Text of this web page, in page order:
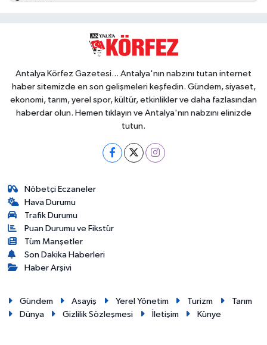
Antalya Körfez Gazetesi... Antalya'nın nabzını tutan internet
haber sitemizde en son gelişmeleri keşfedin. Gündem, siyaset,
ekonomi, tarım, yerel spor, kültür, etkinlikler ve daha fazlasından
haberdar olun. Hemen tıklayın ve Antalya'nın nabzını elinizde
tutun.
Nöbetçi Eczaneler
Hava Durumu
Trafik Durumu
Puan Durumu ve Fikstür
Tüm Manşetler
Son Dakika Haberleri
Haber Arşivi
Gündem Asayiş Yerel Yönetim Turizm
Tarım
Dünya
Gizlilik Sözleşmesi İletişim Künye